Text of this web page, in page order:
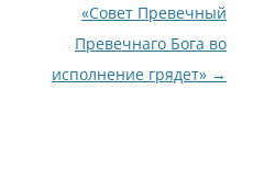
«Совет Превечный
Превечнаго Бога во
исполнение грядет» →